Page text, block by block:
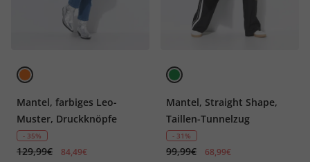
Mantel, farbiges Leo-
Muster, Druckknöpfe
- 35%
129,99€ 84,49€
Mantel, Straight Shape,
Taillen-Tunnelzug
- 31%
99,99€ 68,99€